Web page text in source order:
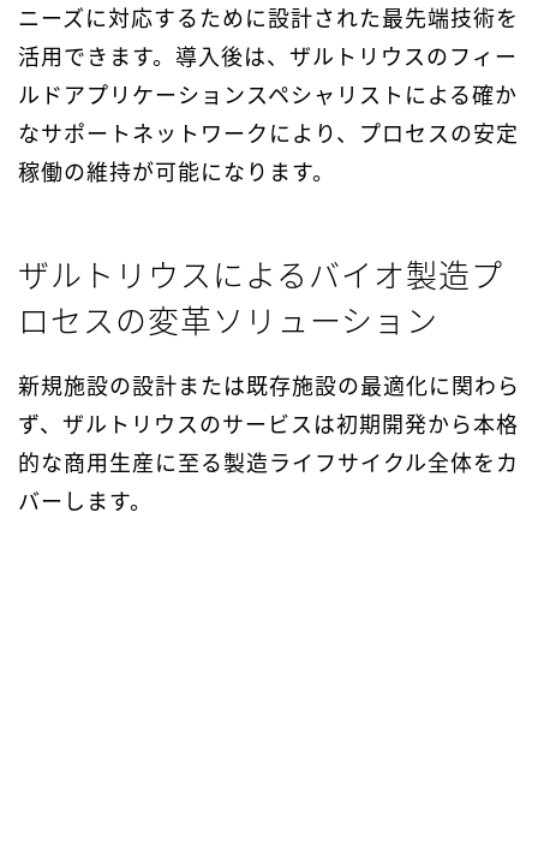
ニーズに対応するために設計された最先端技術を
活用できます。導入後は、ザルトリウスのフィー
ルドアプリケーションスペシャリストによる確か
なサポートネットワークにより、プロセスの安定
稼働の維持が可能になります。
ザルトリウスによるバイオ製造プ
ロセスの変革ソリューション
新規施設の設計または既存施設の最適化に関わら
ず、ザルトリウスのサービスは初期開発から本格
的な商用生産に至る製造ライフサイクル全体をカ
バーします。